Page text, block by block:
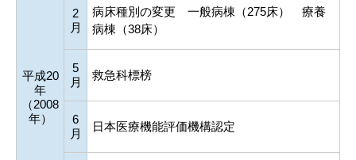
平成20
年
（2008
年）
2
月
病床種別の変更 一般病棟（275床） 療養
病棟（38床）
5
月
救急科標榜
6
月
日本医療機能評価機構認定